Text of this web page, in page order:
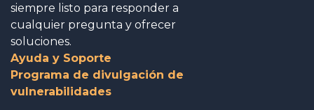
siempre listo para responder a
cualquier pregunta y ofrecer
soluciones.
Ayuda y Soporte
Programa de divulgación de
vulnerabilidades